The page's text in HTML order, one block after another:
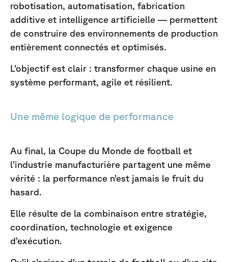
robotisation, automatisation, fabrication
additive et intelligence artificielle — permettent
de construire des environnements de production
entièrement connectés et optimisés.
L’objectif est clair : transformer chaque usine en
système performant, agile et résilient.
Une même logique de performance
Au final, la Coupe du Monde de football et
l’industrie manufacturière partagent une même
vérité : la performance n’est jamais le fruit du
hasard.
Elle résulte de la combinaison entre stratégie,
coordination, technologie et exigence
d’exécution.